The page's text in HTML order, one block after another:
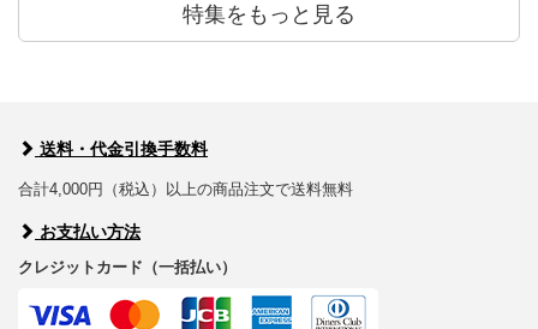
特集をもっと見る
送料・代金引換手数料
合計4,000円（税込）以上の商品注文で送料無料
お支払い方法
クレジットカード（一括払い）